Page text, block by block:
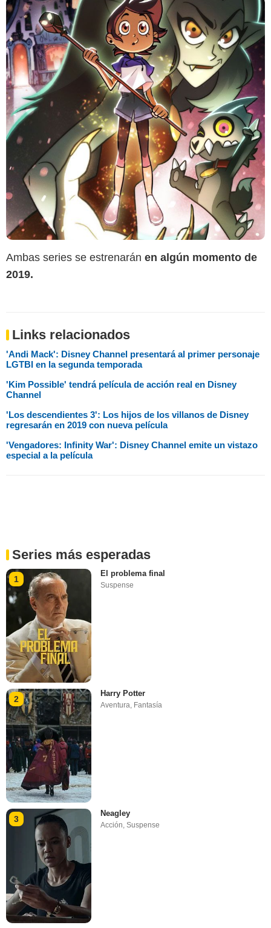
Ambas series se estrenarán en algún momento de
2019.
Links relacionados
'Andi Mack': Disney Channel presentará al primer personaje
LGTBI en la segunda temporada
'Kim Possible' tendrá película de acción real en Disney
Channel
'Los descendientes 3': Los hijos de los villanos de Disney
regresarán en 2019 con nueva película
'Vengadores: Infinity War': Disney Channel emite un vistazo
especial a la película
Series más esperadas
1
El problema final
Suspense
2
Harry Potter
Aventura, Fantasía
3
Neagley
Acción,Suspense